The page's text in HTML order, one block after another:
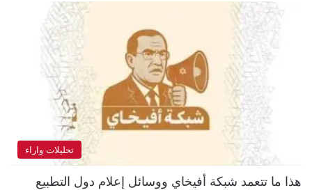
تحليلات واراء
هذا ما تتعمد شبكة أفيخاي ووسائل إعلام دول التطبيع